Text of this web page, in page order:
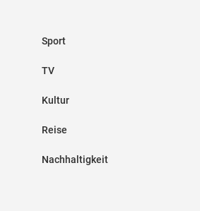
Sport
TV
Kultur
Reise
Nachhaltigkeit